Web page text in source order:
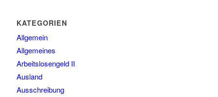
KATEGORIEN
Allgemein
Allgemeines
Arbeitslosengeld II
Ausland
Ausschreibung